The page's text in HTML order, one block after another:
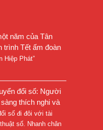
năm của Tân
trình Tết ấm đoàn
Hiệp Phát”
đổi số: Người
thích nghi và
số đi đôi với tài
số. Nhanh chân